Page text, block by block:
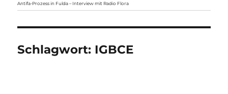
Antifa-Prozess in Fulda – Interview mit Radio Flora
Schlagwort: IGBCE